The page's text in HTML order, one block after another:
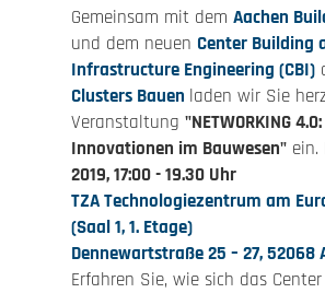
Gemeinsam mit dem Aachen
und dem neuen Center Building
Infrastructure Engineering (CBI)
Clusters Bauen laden wir Sie
Veranstaltung "NETWORKING
Innovationen im Bauwesen"ein.
2019, 17:00 - 19.30 Uhr
TZA Technologiezentrum am
(Saal 1, 1. Etage)
Dennewartstraße 25 – 27, 52068
Erfahren Sie, wie sich das